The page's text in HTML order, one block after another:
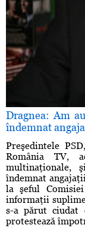
Dragnea: Am
îndemnat
Preşedintele
România TV,
multinaţionale,
îndemnat
la şeful
informaţii
s-a părut ciudat
protestează